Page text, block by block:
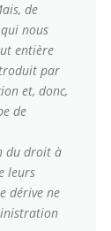
de
nous
entière
par
et, donc,
de
du droit à
leurs
dérive ne